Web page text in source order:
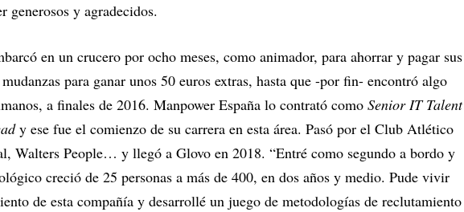
generosos y agradecidos.
en un crucero por ocho meses, como animador, para ahorrar y pagar sus
para ganar unos 50 euros extras, hasta que -por fin- encontró algo
a finales de 2016. Manpower España lo contrató como Senior IT Talent
y ese fue el comienzo de su carrera en esta área. Pasó por el Club Atlético
Walters People… y llegó a Glovo en 2018. “Entré como segundo a bordo y
creció de 25 personas a más de 400, en dos años y medio. Pude vivir
de esta compañía y desarrollé un juego de metodologías de reclutamiento